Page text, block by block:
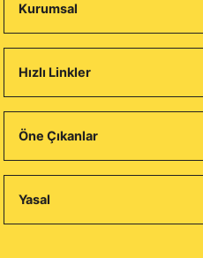
Kurumsal
Hızlı Linkler
Öne Çıkanlar
Yasal